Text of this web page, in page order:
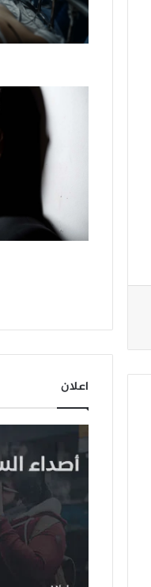
اعلان